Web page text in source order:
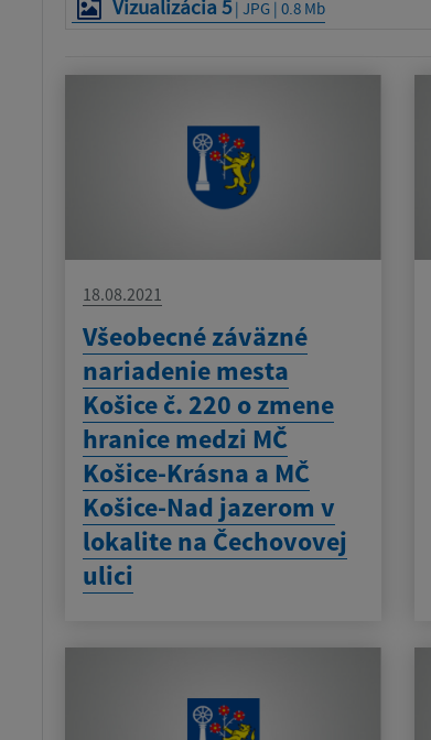
Vizualizácia 5| JPG | 0.8 Mb
18.08.2021
Všeobecné záväzné
nariadenie mesta
Košice č. 220 o zmene
hranice medzi MČ
Košice-Krásna a MČ
Košice-Nad jazerom v
lokalite na Čechovovej
ulici